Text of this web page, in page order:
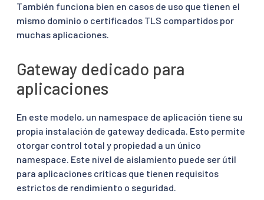
También funciona bien en casos de uso que tienen el
mismo dominio o certificados TLS compartidos por
muchas aplicaciones.
Gateway dedicado para
aplicaciones
En este modelo, un namespace de aplicación tiene su
propia instalación de gateway dedicada. Esto permite
otorgar control total y propiedad a un único
namespace. Este nivel de aislamiento puede ser útil
para aplicaciones críticas que tienen requisitos
estrictos de rendimiento o seguridad.